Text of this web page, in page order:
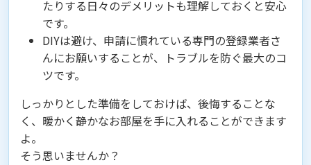
たりする日々のデメリットも理解しておくと安心
です。
DIYは避け、申請に慣れている専門の登録業者さ
んにお願いすることが、トラブルを防ぐ最大のコ
ツです。
しっかりとした準備をしておけば、後悔することな
く、暖かく静かなお部屋を手に入れることができます
よ。
そう思いませんか？